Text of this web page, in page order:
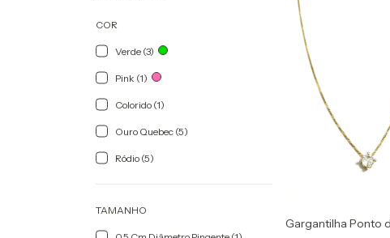
COR
Verde (3)
Pink (1)
Colorido (1)
Ouro Quebec (5)
Ródio (5)
TAMANHO
Gargantilha Ponto